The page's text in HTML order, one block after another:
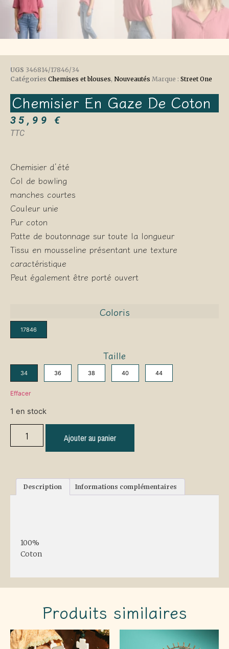
UGS 346814/17846/34
Catégories Chemises et blouses, Nouveautés Marque : Street One
Chemisier En Gaze De Coton
35,99€
TTC
Chemisier d’été
Col de bowling
manches courtes
Couleur unie
Pur coton
Patte de boutonnage sur toute la longueur
Tissu en mousseline présentant une texture
caractéristique
Peut également être porté ouvert
Coloris
17846
Taille
34 36 38 40 44
Effacer
1 en stock
Ajouter au panier
Description Informations complémentaires
100%
Coton
Produits similaires